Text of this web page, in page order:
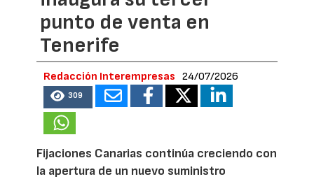
punto de venta en
Tenerife
Redacción Interempresas 24/07/2026
309
Fijaciones Canarias continúa creciendo con
la apertura de un nuevo suministro